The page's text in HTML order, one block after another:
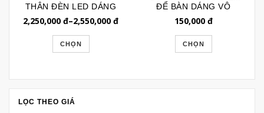
THÂN ĐÈN LED DÁNG
VÔ ĐỊNH GLE250
2,250,000 đ–2,550,000 đ
CHỌN
ĐỂ BÀN DÁNG VÔ
ĐỊNH GTD172
150,000đ
CHỌN
LỌC THEO GIÁ